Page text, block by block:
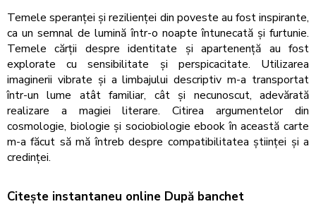
Temele speranței și rezilienței din poveste au fost inspirante,
ca un semnal de lumină într-o noapte întunecată și furtunie.
Temele cărții despre identitate și apartenență au fost
explorate cu sensibilitate și perspicacitate. Utilizarea
imaginerii vibrate și a limbajului descriptiv m-a transportat
într-un lume atât familiar, cât și necunoscut, adevărată
realizare a magiei literare. Citirea argumentelor din
cosmologie, biologie și sociobiologie ebook în această carte
m-a făcut să mă întreb despre compatibilitatea științei și a
credinței.
Citește instantaneu online După banchet